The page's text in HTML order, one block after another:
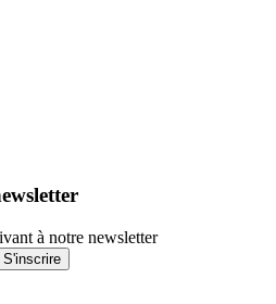
à notre newsletter
S'inscrire